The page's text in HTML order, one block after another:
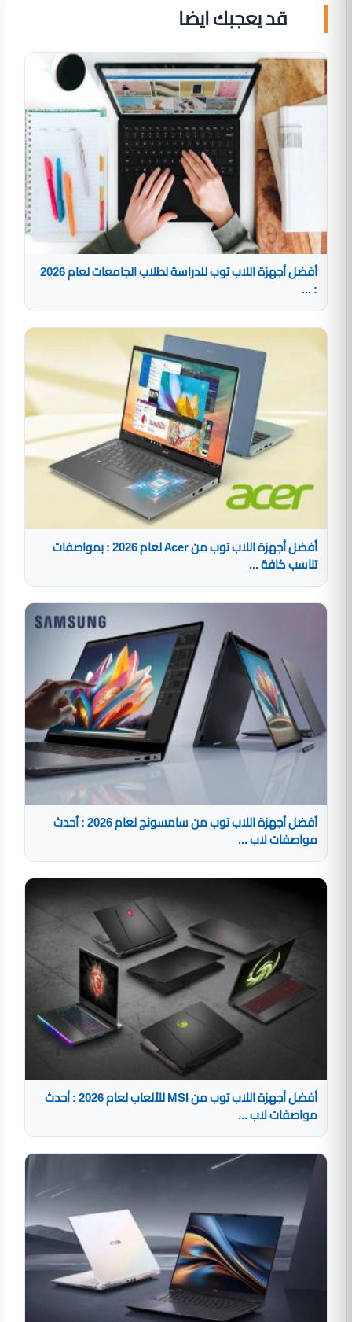
قد يعجبك ايضا
أفضل أجهزة اللاب توب للدراسة لطلاب الجامعات لعام 2026
: ...
أفضل أجهزة اللاب توب من Acer لعام 2026 : بمواصفات
تناسب كافة ...
أفضل أجهزة اللاب توب من سامسونج لعام 2026 : أحدث
مواصفات لاب ...
أفضل أجهزة اللاب توب من MSI للألعاب لعام 2026 : أحدث
مواصفات لاب ...